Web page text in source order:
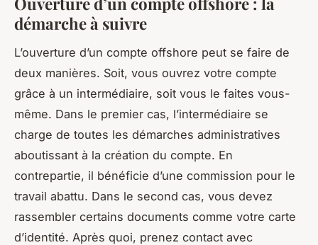
démarche à suivre
L’ouverture d’un compte offshore peut se faire de
deux manières. Soit, vous ouvrez votre compte
grâce à un intermédiaire, soit vous le faites vous-
même. Dans le premier cas, l’intermédiaire se
charge de toutes les démarches administratives
aboutissant à la création du compte. En
contrepartie, il bénéficie d’une commission pour le
travail abattu. Dans le second cas, vous devez
rassembler certains documents comme votre carte
d’identité. Après quoi, prenez contact avec